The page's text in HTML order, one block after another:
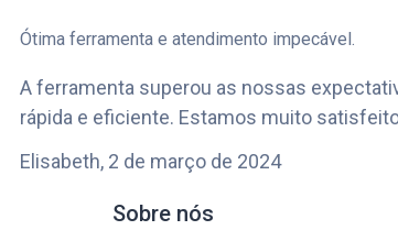
Ótima ferramenta e atendimento impecável.
A ferramenta superou as nossas
rápida e eficiente. Estamos muito
Elisabeth, 2 de março de 2024
Sobre nós